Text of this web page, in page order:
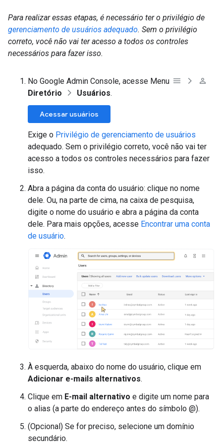
Para realizar essas etapas, é necessário ter o privilégio de
gerenciamento de usuários adequado. Sem o privilégio
correto, você não vai ter acesso a todos os controles
necessários para fazer isso.
No Google Admin Console, acesse Menu
Diretório
Usuários.
Acessar usuários
Exige o Privilégio de gerenciamento de usuários
adequado. Sem o privilégio correto, você não vai ter
acesso a todos os controles necessários para fazer
isso.
Abra a página da conta do usuário: clique no nome
dele. Ou, na parte de cima, na caixa de pesquisa,
digite o nome do usuário e abra a página da conta
dele. Para mais opções, acesse Encontrar uma conta
de usuário.
À esquerda, abaixo do nome do usuário, clique em
Adicionar e-mails alternativos.
Clique em E-mail alternativo e digite um nome para
o alias (a parte do endereço antes do símbolo @).
(Opcional) Se for preciso, selecione um domínio
secundário.